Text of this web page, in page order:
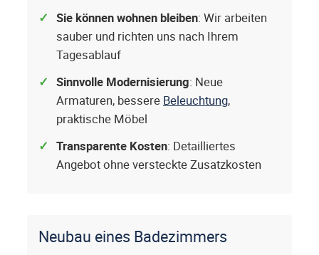
Sie können wohnen bleiben: Wir arbeiten
sauber und richten uns nach Ihrem
Tagesablauf
Sinnvolle Modernisierung: Neue
Armaturen, bessere Beleuchtung,
praktische Möbel
Transparente Kosten: Detailliertes
Angebot ohne versteckte Zusatzkosten
Neubau eines Badezimmers